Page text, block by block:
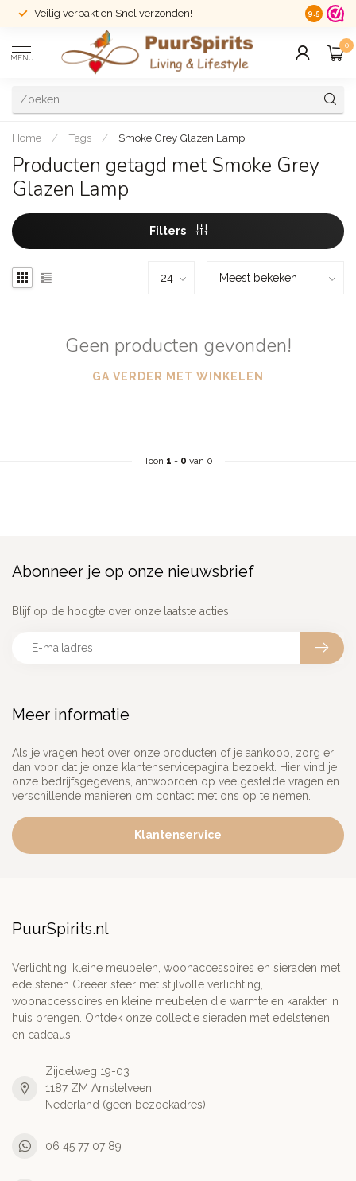
Veilig verpakt en Snel verzonden! 14 dagen
9.5
MENU
0
Home / Tags / Smoke Grey Glazen Lamp
Producten getagd met Smoke Grey
Glazen Lamp
Filters
Geen producten gevonden!
GA VERDER MET WINKELEN
Toon 1 - 0 van 0
Meer informatie
Als je vragen hebt over onze producten of je aankoop, zorg er
dan voor dat je onze klantenservicepagina bezoekt. Hier vind je
onze bedrijfsgegevens, antwoorden op veelgestelde vragen en
verschillende manieren om contact met ons op te nemen.
Klantenservice
Abonneer je op onze nieuwsbrief
Blijf op de hoogte over onze laatste acties
PuurSpirits.nl
Verlichting, kleine meubelen, woonaccessoires en sieraden met
edelstenen Creëer sfeer met stijlvolle verlichting,
woonaccessoires en kleine meubelen die warmte en karakter in
huis brengen. Ontdek onze collectie sieraden met edelstenen
en cadeaus.
Zijdelweg 19-03
1187 ZM Amstelveen
Nederland (geen bezoekadres)
06 45 77 07 89